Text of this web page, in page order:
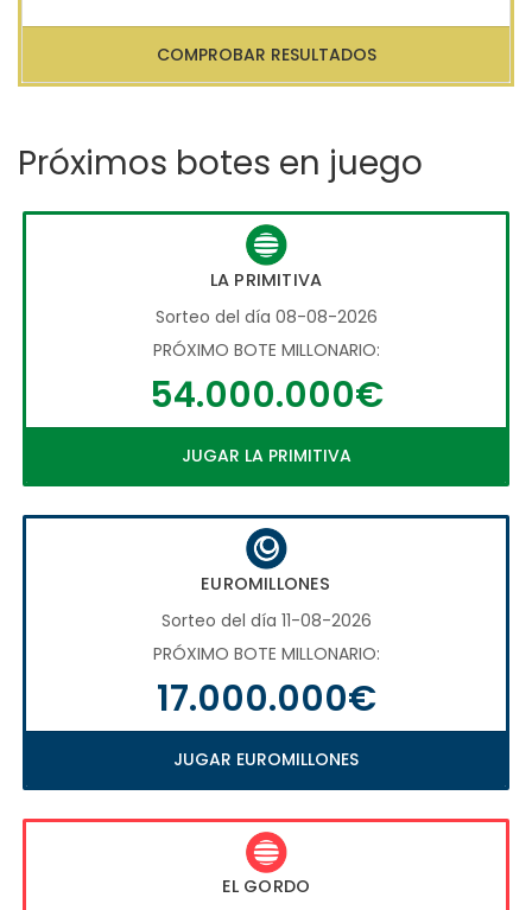
COMPROBAR RESULTADOS
Próximos botes en juego
LA PRIMITIVA
Sorteo del día 08-08-2026
PRÓXIMO BOTE MILLONARIO:
54.000.000€
JUGAR LA PRIMITIVA
EUROMILLONES
Sorteo del día 11-08-2026
PRÓXIMO BOTE MILLONARIO:
17.000.000€
JUGAR EUROMILLONES
EL GORDO